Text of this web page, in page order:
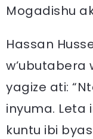
Mogadishu
Hassan
w’ubutabera
yagize ati:
inyuma. Leta
kuntu ibi